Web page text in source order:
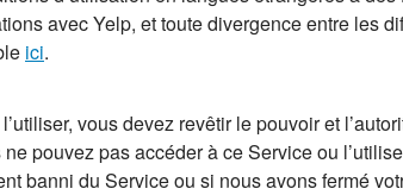
avec Yelp, et toute divergence entre les
ici.
vous devez revêtir le pouvoir et
pouvez pas accéder à ce Service ou
banni du Service ou si nous avons fermé